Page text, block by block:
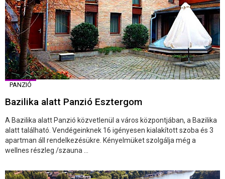
PANZIÓ
Bazilika alatt Panzió Esztergom
A Bazilika alatt Panzió közvetlenül a város központjában, a Bazilika
alatt található. Vendégeinknek 16 igényesen kialakított szoba és 3
apartman áll rendelkezésükre. Kényelmüket szolgálja még a
wellnes részleg /szauna ...